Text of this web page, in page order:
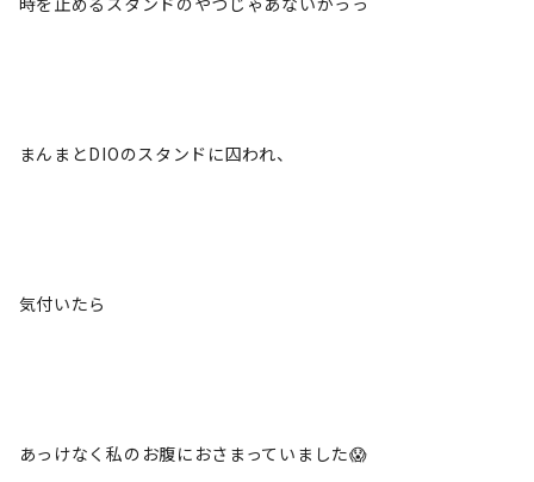
まんまとDIOのスタンドに囚われ、
気付いたら
あっけなく私のお腹におさまっていました😱